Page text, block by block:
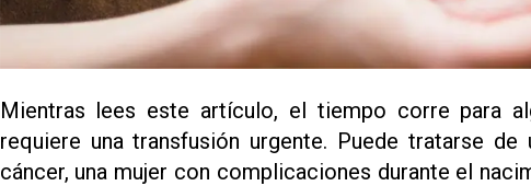
Mientras lees este artículo, el tiempo corre para
requiere una transfusión urgente. Puede tratarse
cáncer, una mujer con complicaciones durante el